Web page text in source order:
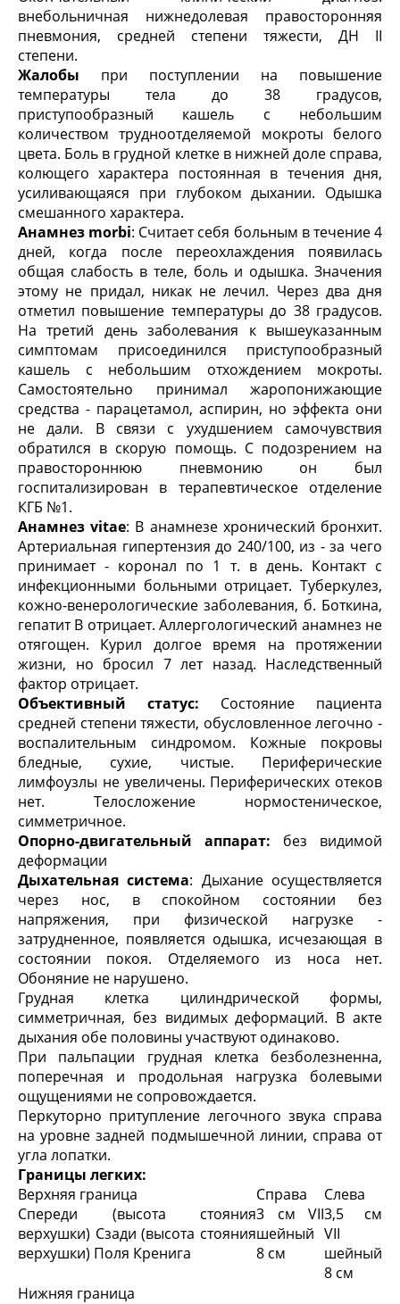
внебольничная нижнедолевая правосторонняя
пневмония, средней степени тяжести, ДН II
степени.
Жалобы при поступлении на повышение
температуры тела до 38 градусов,
приступообразный кашель с небольшим
количеством трудноотделяемой мокроты белого
цвета. Боль в грудной клетке в нижней доле справа,
колющего характера постоянная в течения дня,
усиливающаяся при глубоком дыхании. Одышка
смешанного характера.
Анамнез morbi: Считает себя больным в течение 4
дней, когда после переохлаждения появилась
общая слабость в теле, боль и одышка. Значения
этому не придал, никак не лечил. Через два дня
отметил повышение температуры до 38 градусов.
На третий день заболевания к вышеуказанным
симптомам присоединился приступообразный
кашель с небольшим отхождением мокроты.
Самостоятельно принимал жаропонижающие
средства - парацетамол, аспирин, но эффекта они
не дали. В связи с ухудшением самочувствия
обратился в скорую помощь. С подозрением на
правостороннюю пневмонию он был
госпитализирован в терапевтическое отделение
КГБ №1.
Анамнезvitae: В анамнезе хронический бронхит.
Артериальная гипертензия до 240/100, из - за чего
принимает - коронал по 1 т. в день. Контакт с
инфекционными больными отрицает. Туберкулез,
кожно-венерологические заболевания, б. Боткина,
гепатит В отрицает. Аллергологический анамнез не
отягощен. Курил долгое время на протяжении
жизни, но бросил 7 лет назад. Наследственный
фактор отрицает.
Объективный статус: Состояние пациента
средней степени тяжести, обусловленное легочно -
воспалительным синдромом. Кожные покровы
бледные, сухие, чистые. Периферические
лимфоузлы не увеличены. Периферических отеков
нет. Телосложение нормостеническое,
симметричное.
Опорно-двигательный аппарат: без видимой
деформации
Дыхательная система: Дыхание осуществляется
через нос, в спокойном состоянии без
напряжения, при физической нагрузке -
затрудненное, появляется одышка, исчезающая в
состоянии покоя. Отделяемого из носа нет.
Обоняние не нарушено.
Грудная клетка цилиндрической формы,
симметричная, без видимых деформаций. В акте
дыхания обе половины участвуют одинаково.
При пальпации грудная клетка безболезненна,
поперечная и продольная нагрузка болевыми
ощущениями не сопровождается.
Перкуторно притупление легочного звука справа
на уровне задней подмышечной линии, справа от
угла лопатки.
Границы легких:
Верхняя граница
Справа
Слева
Спереди (высота стояния
верхушки) Сзади (высота стояния
верхушки) Поля Кренига
3 см VII
шейный
8 см
3,5 см
VII
шейный
8 см
Нижняя граница